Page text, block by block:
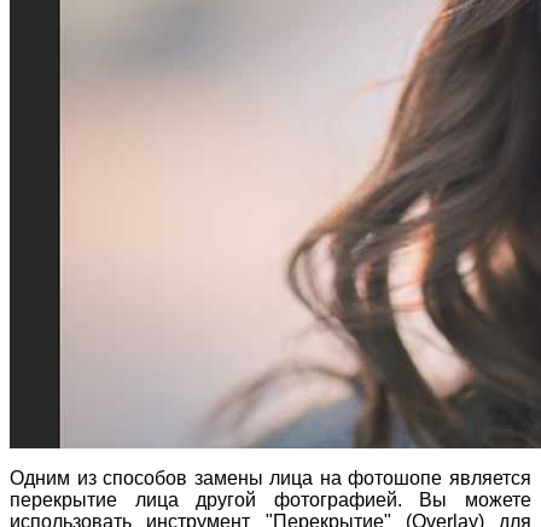
Одним из способов замены лица на фотошопе является
перекрытие лица другой фотографией. Вы можете
использовать инструмент "Перекрытие" (Overlay) для